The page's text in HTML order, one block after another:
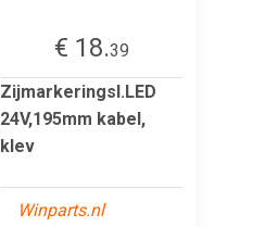
€ 18.39
Zijmarkeringsl.LED
24V,195mm kabel,
klev
Winparts.nl